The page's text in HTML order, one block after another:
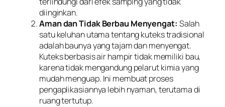
diinginkan.
Aman dan Tidak Berbau Menyengat: Salah
satu keluhan utama tentang kuteks tradisional
adalah baunya yang tajam dan menyengat.
Kuteks berbasis air hampir tidak memiliki bau,
karena tidak mengandung pelarut kimia yang
mudah menguap. Ini membuat proses
pengaplikasiannya lebih nyaman, terutama di
ruang tertutup.